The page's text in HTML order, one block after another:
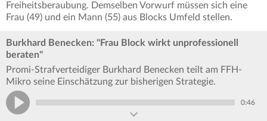
Freiheitsberaubung. Demselben Vorwurf müssen sich eine
Frau (49) und ein Mann (55) aus Blocks Umfeld stellen.
Burkhard Benecken: "Frau Block wirkt unprofessionell
beraten"
Promi-Strafverteidiger Burkhard Benecken teilt am FFH-
Mikro seine Einschätzung zur bisherigen Strategie.
0:46